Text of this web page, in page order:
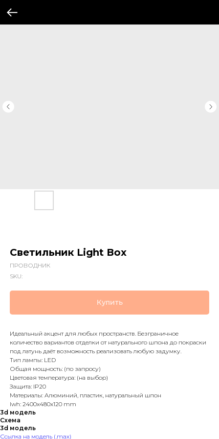
Светильник Light Вox
ПРОВОДНИК
SKU:
Купить
Идеальный акцент для любых пространств. Безграничное
количество вариантов отделки от натурального шпона до покраски
под латунь даёт возможность реализовать любую задумку.
Тип лампы: LED
Общая мощность: (по запросу)
Цветовая температура: (на выбор)
Защита: IP20
Материалы: Алюминий, пластик, натуральный шпон
lwh: 2400x480x120 mm
3d модель
Схема
3d модель
Ссылка на модель (.max)